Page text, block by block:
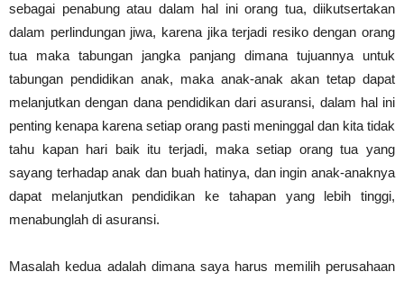
sebagai penabung atau dalam hal ini orang tua, diikutsertakan
dalam perlindungan jiwa, karena jika terjadi resiko dengan orang
tua maka tabungan jangka panjang dimana tujuannya untuk
tabungan pendidikan anak, maka anak-anak akan tetap dapat
melanjutkan dengan dana pendidikan dari asuransi, dalam hal ini
penting kenapa karena setiap orang pasti meninggal dan kita tidak
tahu kapan hari baik itu terjadi, maka setiap orang tua yang
sayang terhadap anak dan buah hatinya, dan ingin anak-anaknya
dapat melanjutkan pendidikan ke tahapan yang lebih tinggi,
menabunglah di asuransi.
Masalah kedua adalah dimana saya harus memilih perusahaan